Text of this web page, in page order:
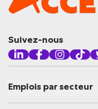
Suivez-nous
Emplois par secteur